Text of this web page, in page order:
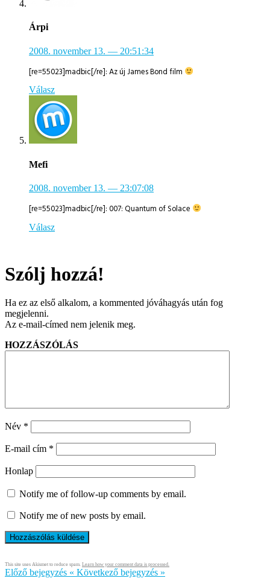
Árpi
2008. november 13. — 20:51:34
[re=55023]madbic[/re]: Az új James Bond film
Válasz
Mefi
2008. november 13. — 23:07:08
[re=55023]madbic[/re]: 007: Quantum of Solace
Válasz
Szólj hozzá!
Ha ez az első alkalom, a kommented jóváhagyás után fog
megjelenni.
Az e-mail-címed nem jelenik meg.
HOZZÁSZÓLÁS
Név *
E-mail cím *
Honlap
Notify me of follow-up comments by email.
Notify me of new posts by email.
This site uses Akismet to reduce spam. Learn how your comment data is processed.
Előző bejegyzés « Következő bejegyzés »